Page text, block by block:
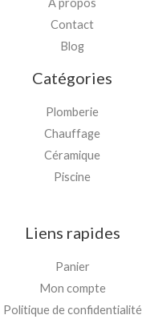
À propos
Contact
Blog
Catégories
Plomberie
Chauffage
Céramique
Piscine
Liens rapides
Panier
Mon compte
Politique de confidentialité